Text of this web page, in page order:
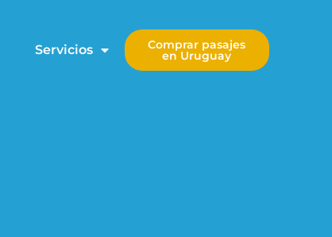
Servicios Comprar pasajes
en Uruguay